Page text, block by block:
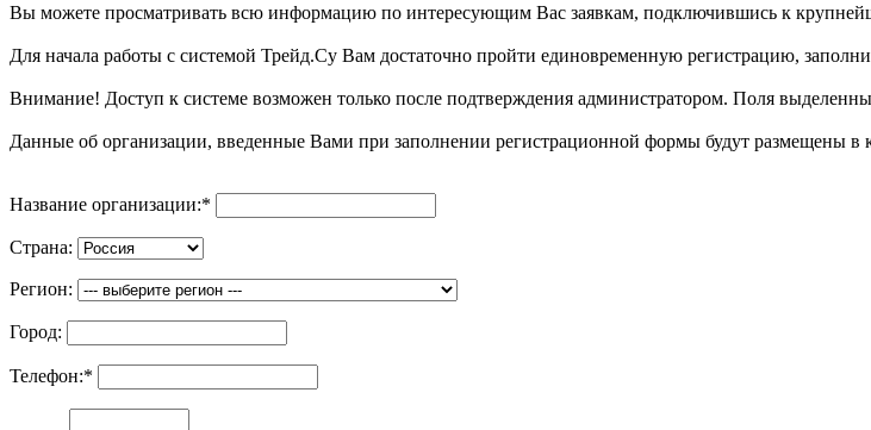
Вы можете просматривать всю информацию по интересующим Вас заявкам, подключившись к
Для начала работы с системой Трейд.Су Вам достаточно пройти единовременную регистрацию,
Внимание! Доступ к системе возможен только после подтверждения администратором. Поля
Данные об организации, введенные Вами при заполнении регистрационной формы будут размещены в
Название организации:*
Страна:
Регион:
Город:
Телефон:*